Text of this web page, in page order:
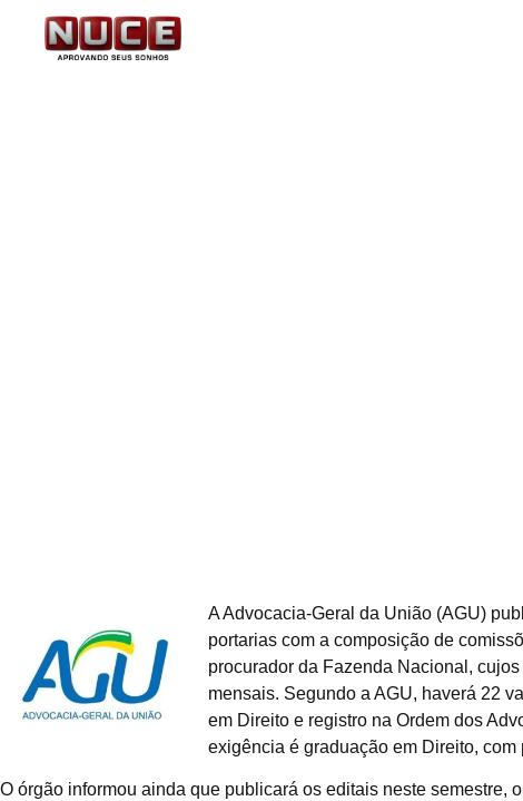
A Advocacia-Geral da União (AGU)
portarias com a composição de
procurador da Fazenda Nacional,
mensais. Segundo a AGU, haverá 22
em Direito e registro na Ordem dos
exigência é graduação em Direito,
O órgão informou ainda que publicará os editais neste semestre,